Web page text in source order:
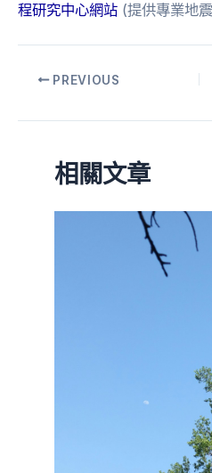
程研究中心網站 (提供專業地
PREVIOUS
相關文章